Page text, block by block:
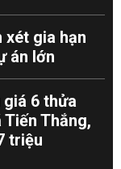
xét gia hạn
án lớn
giá 6 thửa
Thắng,
triệu